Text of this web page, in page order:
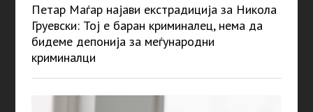
Петар Маѓар најави екстрадиција за Никола
Груевски: Тој е баран криминалец, нема да
бидеме депонија за меѓународни
криминалци